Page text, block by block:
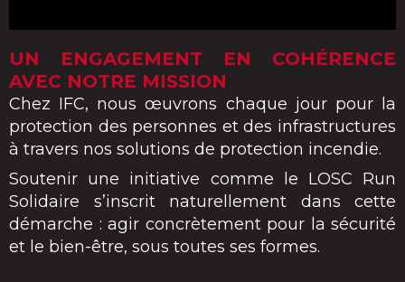
UN ENGAGEMENT EN COHÉRENCE
AVEC NOTRE MISSION
Chez IFC, nous œuvrons chaque jour pour la
protection des personnes et des infrastructures
à travers nos solutions de protection incendie.
Soutenir une initiative comme le LOSC Run
Solidaire s’inscrit naturellement dans cette
démarche : agir concrètement pour la sécurité
et le bien-être, sous toutes ses formes.